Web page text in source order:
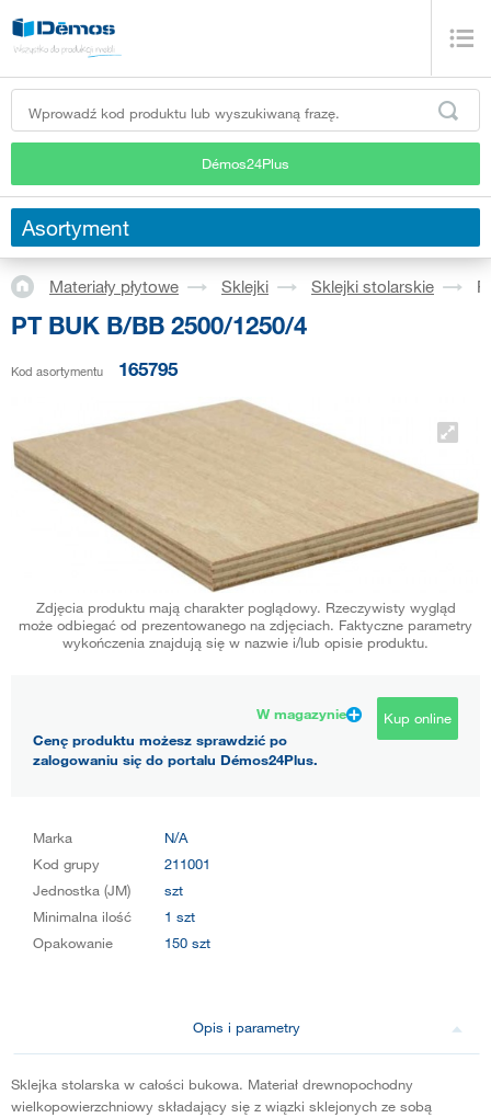
Démos24Plus
Asortyment
Materiały płytowe Sklejki Sklejki stolarskie
PT BUK B/BB 2500/1250/4
Kod asortymentu 165795
Zdjęcia produktu mają charakter poglądowy. Rzeczywisty wygląd
może odbiegać od prezentowanego na zdjęciach. Faktyczne parametry
wykończenia znajdują się w nazwie i/lub opisie produktu.
W magazynie
Cenę produktu możesz sprawdzić po
zalogowaniu się do portalu Démos24Plus.
Kup online
Marka
N/A
Kod grupy
211001
Jednostka (JM)
szt
Minimalna ilość
1 szt
Opakowanie
150 szt
Opis i parametry
Sklejka stolarska w całości bukowa. Materiał drewnopochodny
wielkopowierzchniowy składający się z wiązki sklejonych ze sobą